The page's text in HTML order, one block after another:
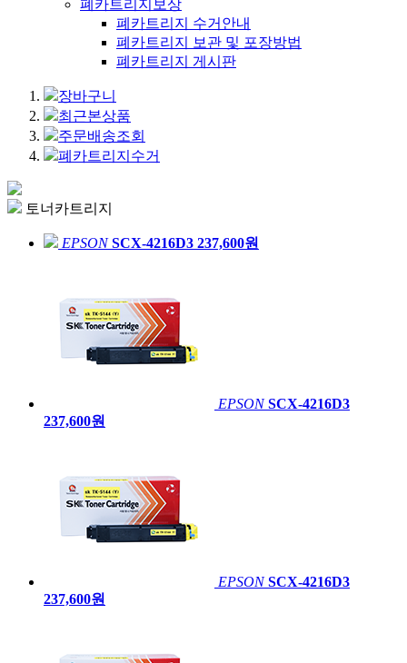
폐카트리지보상
폐카트리지 수거안내
폐카트리지 보관 및 포장방법
폐카트리지 게시판
장바구니
최근본상품
주문배송조회
폐카트리지수거
토너카트리지
EPSON SCX-4216D3 237,600원
EPSON SCX-4216D3
237,600원
EPSON SCX-4216D3
237,600원